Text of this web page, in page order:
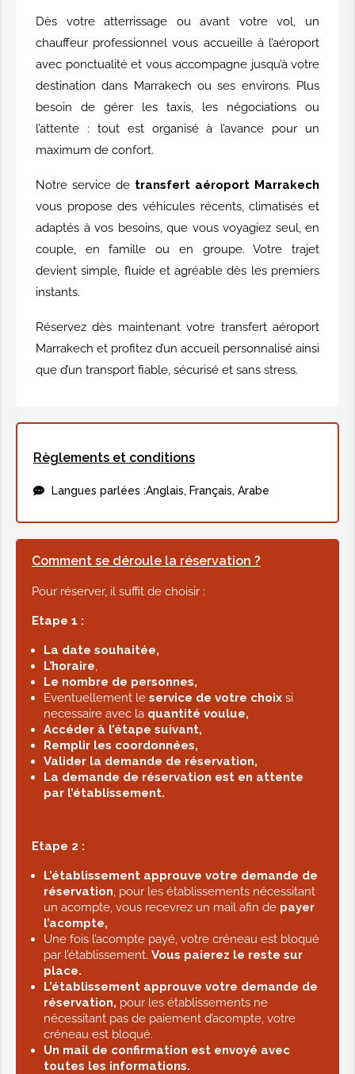
Dès votre atterrissage ou avant votre vol, un
chauffeur professionnel vous accueille à l’aéroport
avec ponctualité et vous accompagne jusqu’à votre
destination dans Marrakech ou ses environs. Plus
besoin de gérer les taxis, les négociations ou
l’attente : tout est organisé à l’avance pour un
maximum de confort.
Notre service de transfert aéroport Marrakech
vous propose des véhicules récents, climatisés et
adaptés à vos besoins, que vous voyagiez seul, en
couple, en famille ou en groupe. Votre trajet
devient simple, fluide et agréable dès les premiers
instants.
Réservez dès maintenant votre transfert aéroport
Marrakech et profitez d’un accueil personnalisé ainsi
que d’un transport fiable, sécurisé et sans stress.
Règlements et conditions
Langues parlées :Anglais, Français, Arabe
Comment se déroule la réservation ?
Pour réserver, il suffit de choisir :
Etape 1 :
La date souhaitée,
L’horaire,
Le nombre de personnes,
Eventuellement le service de votre choix si
necessaire avec la quantité voulue,
Accéder à l’étape suivant,
Remplir les coordonnées,
Valider la demande de réservation,
La demande de réservation est en attente
par l’établissement.
Etape 2 :
L’établissement approuve votre demande de
réservation, pour les établissements nécessitant
un acompte, vous recevrez un mail afin de payer
l’acompte,
Une fois l’acompte payé, votre créneau est bloqué
par l’établissement. Vous paierez le reste sur
place.
L’établissement approuve votre demande de
réservation, pour les établissements ne
nécessitant pas de paiement d’acompte, votre
créneau est bloqué.
Un mail de confirmation est envoyé avec
toutes les informations.